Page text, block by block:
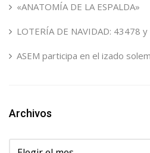
«ANATOMÍA DE LA ESPALDA»
LOTERÍA DE NAVIDAD: 43478
ASEM participa en el izado
Archivos
Archivos